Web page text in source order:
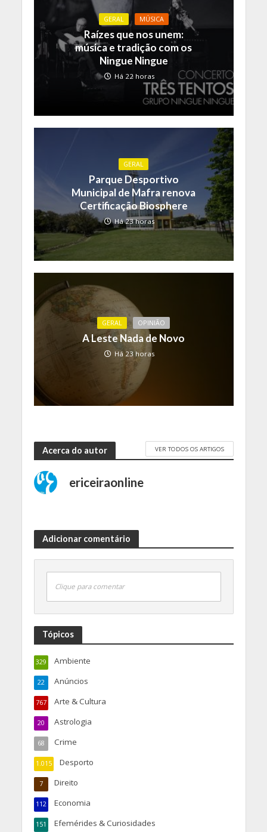
GERAL MÚSICA
Raízes que nos unem:
música e tradição com os
Ningue Ningue
Há 22 horas
GERAL
Parque Desportivo
Municipal de Mafra renova
Certificação Biosphere
Há 23 horas
GERAL OPINIÃO
A Leste Nada de Novo
Há 23 horas
Acerca do autor VER TODOS OS ARTIGOS
ericeiraonline
Adicionar comentário
Clique para comentar
Tópicos
Ambiente
329
Anúncios
22
Arte & Cultura
767
Astrologia
20
Crime
68
Desporto
1.015
Direito
7
Economia
112
Efemérides & Curiosidades
151